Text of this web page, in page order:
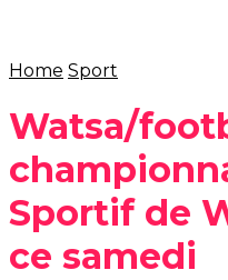
Home Sport
Watsa/
Sportif de
ce samedi